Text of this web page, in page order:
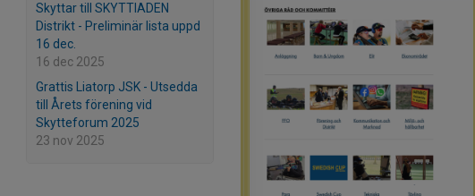
Skyttar till SKYTTIADEN
Distrikt - Preliminär lista uppd
16 dec.
16 dec 2025
Grattis Liatorp JSK - Utsedda
till Årets förening vid
Skytteforum 2025
23 nov 2025